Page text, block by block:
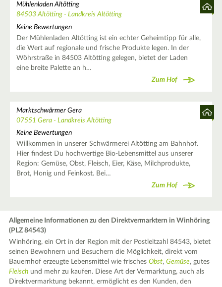
Mühlenladen Altötting
84503 Altötting - Landkreis Altötting
Keine Bewertungen
Der Mühlenladen Altötting ist ein echter Geheimtipp für alle,
die Wert auf regionale und frische Produkte legen. In der
Wöhrstraße in 84503 Altötting gelegen, bietet der Laden
eine breite Palette an h…
Zum Hof
Marktschwärmer Gera
07551 Gera - Landkreis Altötting
Keine Bewertungen
Willkommen in unserer Schwärmerei Altötting am Bahnhof.
Hier findest Du hochwertige Bio-Lebensmittel aus unserer
Region: Gemüse, Obst, Fleisch, Eier, Käse, Milchprodukte,
Brot, Honig und Feinkost. Bei…
Zum Hof
Allgemeine Informationen zu den Direktvermarktern in Winhöring
(PLZ 84543)
Winhöring, ein Ort in der Region mit der Postleitzahl 84543, bietet
seinen Bewohnern und Besuchern die Möglichkeit, direkt vom
Bauernhof erzeugte Lebensmittel wie frischesObst,Gemüse, gutes
Fleisch und mehr zu kaufen. Diese Art der Vermarktung, auch als
Direktvermarktung bekannt, ermöglicht es den Kunden, den